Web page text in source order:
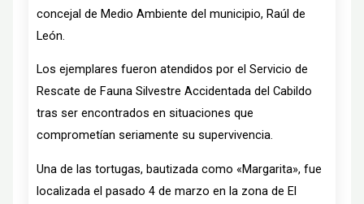
concejal de Medio Ambiente del municipio, Raúl de
León.
Los ejemplares fueron atendidos por el Servicio de
Rescate de Fauna Silvestre Accidentada del Cabildo
tras ser encontrados en situaciones que
comprometían seriamente su supervivencia.
Una de las tortugas, bautizada como «Margarita», fue
localizada el pasado 4 de marzo en la zona de El